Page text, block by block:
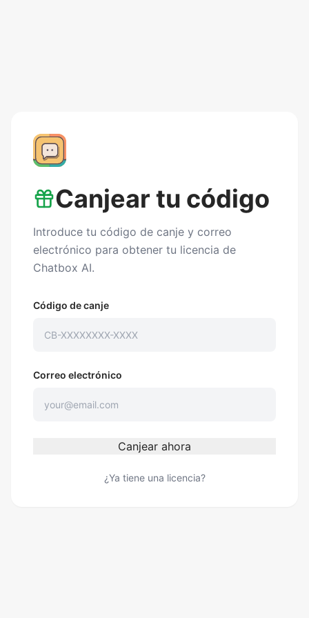
Canjear tu código
Introduce tu código de canje y correo
electrónico para obtener tu licencia de
Chatbox AI.
Código de canje
Correo electrónico
Canjear ahora
¿Ya tiene una licencia?